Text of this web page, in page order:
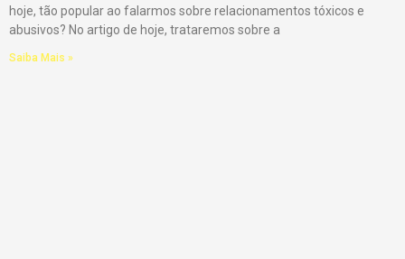
hoje, tão popular ao falarmos sobre relacionamentos tóxicos e
abusivos? No artigo de hoje, trataremos sobre a
Saiba Mais »